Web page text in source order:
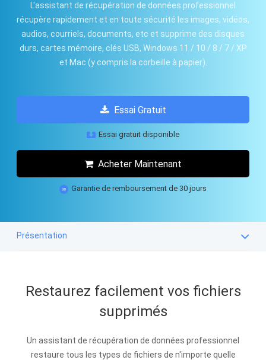
L'assistant de récupération de données professionnel
récupère rapidement et en toute sécurité les images, vidéos,
audios, courriels, documents, etc et supprime des disques
durs, cartes mémoire, clés USB, Windows 11 / 10 / 8 / 7 / XP
et Mac (y compris la corbeille à papier).
Essai Gratuit
Essai gratuit disponible
Acheter Maintenant
Garantie de remboursement de 30 jours
Présentation
Restaurez facilement vos fichiers
supprimés
Un assistant de récupération de données professionnel
restaure tous les types de fichiers de n'importe quelle